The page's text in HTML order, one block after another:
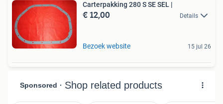
Carterpakking 280 S SE SEL |
€ 12,00 Details
Bezoek website 15 jul 26